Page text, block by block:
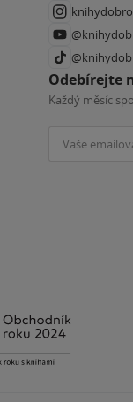
Odebírejte
Každý měsíc